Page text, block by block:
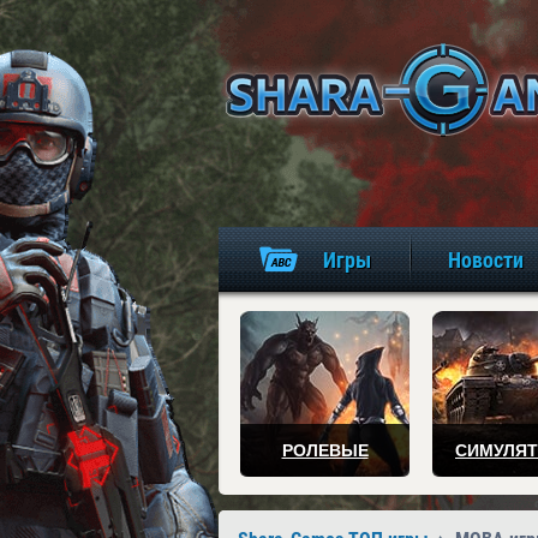
Игры Новости
РОЛЕВЫЕ